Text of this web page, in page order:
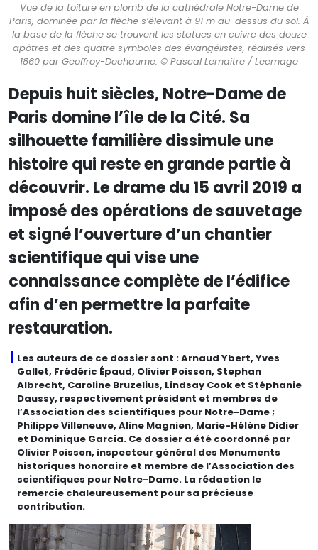
Vue de la toiture en plomb de la cathédrale Notre-Dame de
Paris, dominée par la flèche s’élevant à 91 m au-dessus du sol. À
la base de la flèche se trouvent les statues en cuivre des douze
apôtres et des quatre symboles des évangélistes, réalisés vers
1860 par Geoffroy-Dechaume. © Pascal Lemaitre / Leemage
Depuis huit siècles, Notre-Dame de
Paris domine l’île de la Cité. Sa
silhouette familière dissimule une
histoire qui reste en grande partie à
découvrir. Le drame du 15 avril 2019 a
imposé des opérations de sauvetage
et signé l’ouverture d’un chantier
scientifique qui vise une
connaissance complète de l’édifice
afin d’en permettre la parfaite
restauration.
Les auteurs de ce dossier sont : Arnaud Ybert, Yves
Gallet, Frédéric Épaud, Olivier Poisson, Stephan
Albrecht, Caroline Bruzelius, Lindsay Cook et Stéphanie
Daussy, respectivement président et membres de
l’Association des scientifiques pour Notre-Dame ;
Philippe Villeneuve, Aline Magnien, Marie-Hélène Didier
et Dominique Garcia. Ce dossier a été coordonné par
Olivier Poisson, inspecteur général des Monuments
historiques honoraire et membre de l’Association des
scientifiques pour Notre-Dame. La rédaction le
remercie chaleureusement pour sa précieuse
contribution.